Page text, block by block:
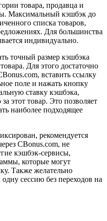
товара, продавца и
Максимальный кэшбэк до
списка товаров,
Для большинства
индивидуально.
точный размер кэшбэка
Для этого достаточно
вставить ссылку
поле и нажать кнопку
ставку кэшбэка,
этот товар. Это позволяет
наиболее подходящее
рекомендуется
CBonus.com, не
кэшбэк-сервисы,
которые могут
Также желательно
сессию без переходов на